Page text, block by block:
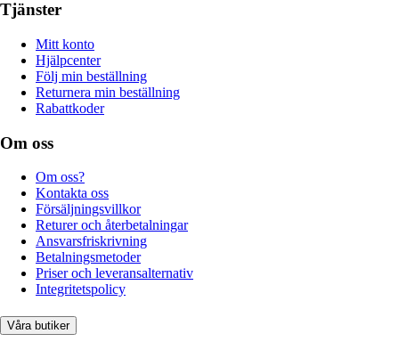
Tjänster
Mitt konto
Hjälpcenter
Följ min beställning
Returnera min beställning
Rabattkoder
Om oss
Om oss?
Kontakta oss
Försäljningsvillkor
Returer och återbetalningar
Ansvarsfriskrivning
Betalningsmetoder
Priser och leveransalternativ
Integritetspolicy
Våra butiker